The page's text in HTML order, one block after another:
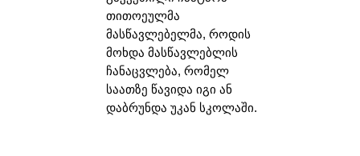
თითოეულმა
მასწავლებელმა, როდის
მოხდა მასწავლებლის
ჩანაცვლება, რომელ
საათზე წავიდა იგი ან
დაბრუნდა უკან სკოლაში.